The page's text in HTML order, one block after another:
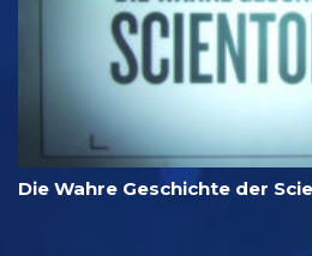
Die Wahre Geschichte der